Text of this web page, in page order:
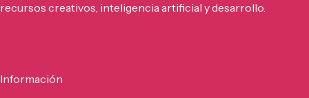
recursos creativos, inteligencia artificial y desarrollo.
Información